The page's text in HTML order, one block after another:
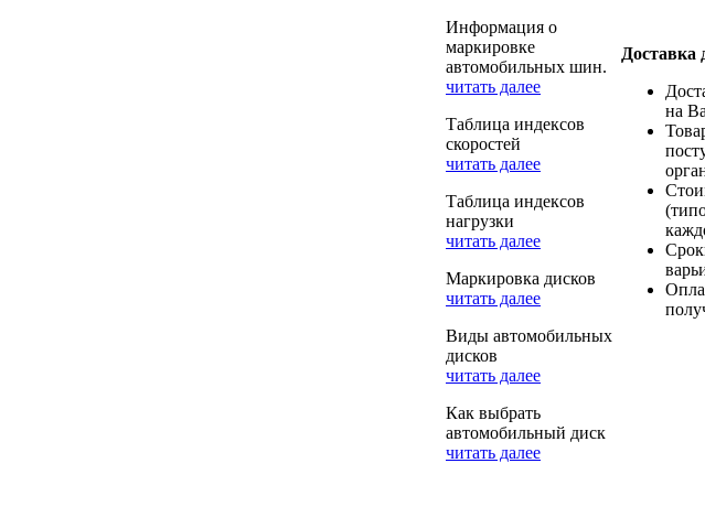
Информация о
маркировке
автомобильных шин.
читать далее
Таблица индексов
скоростей
читать далее
Таблица индексов
нагрузки
читать далее
Маркировка дисков
читать далее
Виды автомобильных
дисков
читать далее
Как выбрать
автомобильный диск
читать далее
Доставка
на